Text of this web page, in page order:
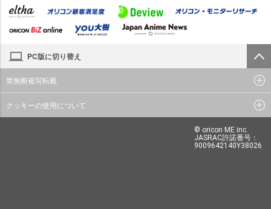
PC版に切り替え
禁無断複写転載
クッキーの使用について
© oricon ME inc.
JASRAC許諾番号：
9009642140Y38026